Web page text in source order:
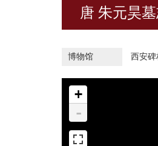
唐 朱元昊
博物馆 西安
+
-